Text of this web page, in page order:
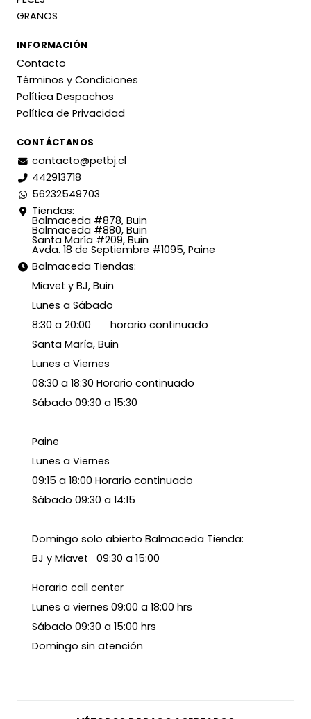
GRANOS
INFORMACIÓN
Contacto
Términos y Condiciones
Política Despachos
Política de Privacidad
CONTÁCTANOS
contacto@petbj.cl
442913718
56232549703
Tiendas:
Balmaceda #878, Buin
Balmaceda #880, Buin
Santa María #209, Buin
Avda. 18 de Septiembre #1095, Paine
Balmaceda Tiendas:
Miavet y BJ, Buin
Lunes a Sábado
8:30 a 20:00 horario continuado
Santa María, Buin
Lunes a Viernes
08:30 a 18:30 Horario continuado
Sábado 09:30 a 15:30
Paine
Lunes a Viernes
09:15 a 18:00 Horario continuado
Sábado 09:30 a 14:15
Domingo solo abierto Balmaceda Tienda:
BJ y Miavet 09:30 a 15:00
Horario call center
Lunes a viernes 09:00 a 18:00 hrs
Sábado 09:30 a 15:00 hrs
Domingo sin atención